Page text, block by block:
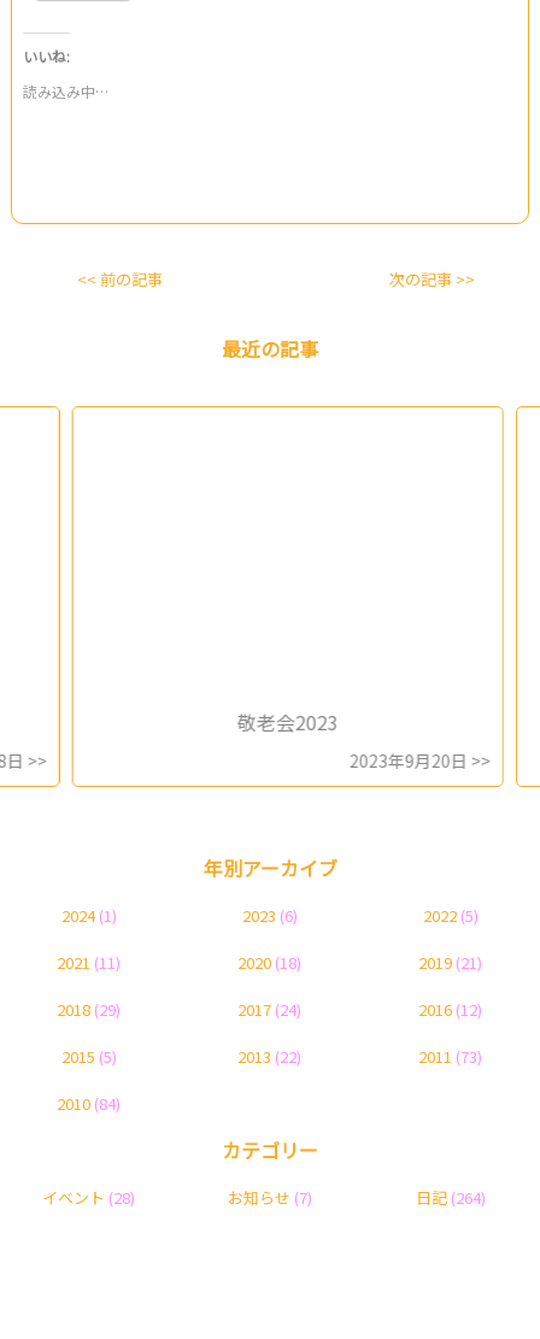
いいね:
読み込み中…
<< 前の記事 次の記事 >>
最近の記事
>>
敬老会2023
2023年9月20日 >>
年別アーカイブ
2024(1) 2023 (6) 2022(5)
2021 (11) 2020 (18) 2019 (21)
2018 (29) 2017 (24) 2016 (12)
2015 (5) 2013 (22) 2011 (73)
2010 (84)
カテゴリー
イベント (28) お知らせ (7) 日記(264)